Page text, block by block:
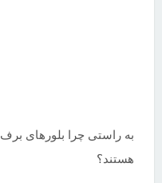
به راستی چرا بلورهای
هستند؟